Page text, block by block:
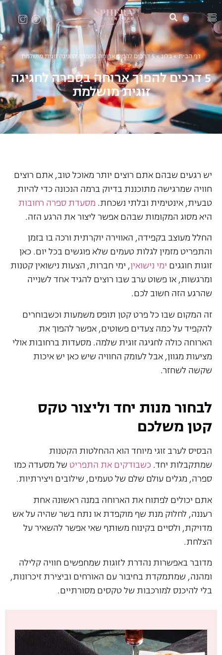
דף הבית»בלוג»5 דרכים להפוך ארוחה בספרה לחגיגה זוגית מושלמת
5 דרכים להפוך ארוחה בספרה לחגיגה
זוגית מושלמת
יש רגעים שבהם אתם רוצים יותר מאוכל טוב, אתם רוצים
חוויה שמרגישה מתוכננת בדיוק ברמה הנכונה כדי להיות
טבעית, אינטימית ובלתי נשכחת. מסעדת ספרה רחובות
היא מסוג המקומות שבהם אפשר ליצור את הרגע הזה.
החלל מעוצב בקפידה, האווירה יוקרתית ורכה בו בזמן
והתפריט מזמין לגלות טעמים שלא פוגשים בכל יום. כאן
זוגות חוגגים ימי נישואין, ימי חברות, הצעות נישואין קטנות
ומרגשות, או פשוט ערב שבו רוצים להגיד אחד לשנייה
שהרגע הזה חשוב לכם.
זה המקום שבו כל פרט קטן תופס משמעות וכשבוחרים
להקפיד על כמה צעדים פשוטים, אפשר להפוך את
הארוחה כולה לחגיגה זוגית שלמה. מסעדות ברחובות אולי
מציעות מגוון, אבל לעומק החוויה שיש כאן יש איכות
שקשה לשחזר.
לבחור מנות יחד וליצור טקס
קטן משלכם
הבסיס לערב זוגי מיוחד הוא ההחלטות הקטנות
שמתקבלות יחד. כשבודקים את התפריט של מסעדה כמו
ספרה, מגלים עולם שלם של טעמים, שילובים ויצירתיות.
אתם יכולים לפתוח את הארוחה במנה ראשונה אחת
רעננה, לחלוק מנת שף מוקפדת או נתח בשר שהיה על אש
מדויקת, ולסיים בקינוח משותף שאי אפשר להשאיר על
הצלחת.
מדובר באפשרות נהדרת לזוגות שמחפשים חוויה קלילה
ומהנה, שמתמקדת בחיבור עם האורחים וביצירת זיכרונות,
בלי להיכנס למורכבות של טקסים מסורתיים.